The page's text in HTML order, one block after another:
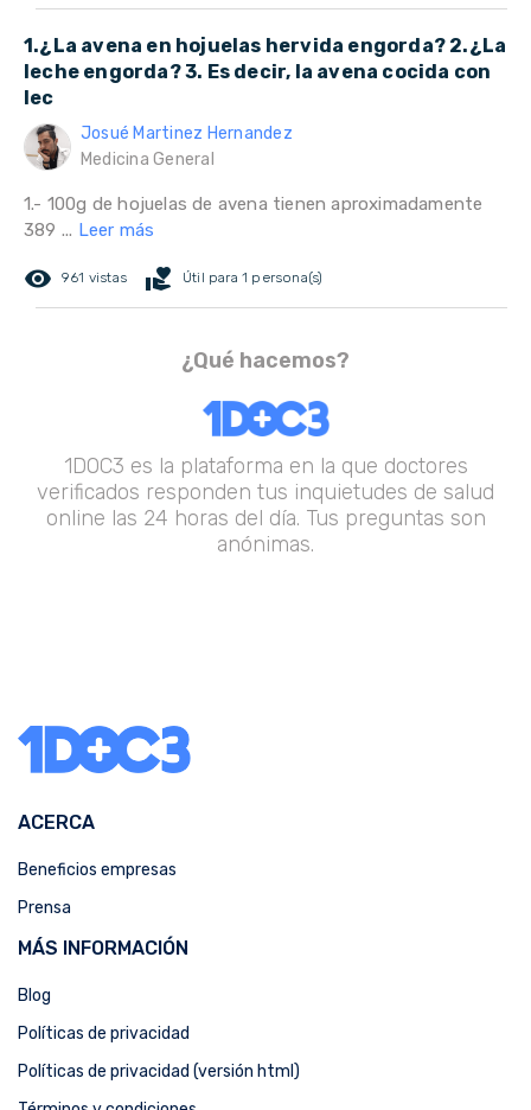
1.¿La avena en hojuelas hervida engorda? 2.¿La
leche engorda? 3. Es decir, la avena cocida con
lec
Josué Martinez Hernandez
Medicina General
1.- 100g de hojuelas de avena tienen aproximadamente
389 ... Leer más
remove_red_eye 961 vistas volunteer_activism Útil para 1 persona(s)
¿Qué hacemos?
1DOC3 es la plataforma en la que doctores
verificados responden tus inquietudes de salud
online las 24 horas del día. Tus preguntas son
anónimas.
ACERCA
Beneficios empresas
Prensa
MÁS INFORMACIÓN
Blog
Políticas de privacidad
Políticas de privacidad (versión html)